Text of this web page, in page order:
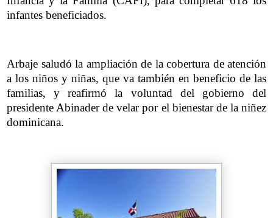
infantes beneficiados.
Arbaje saludó la ampliación de la cobertura de atención
a los niños y niñas, que va también en beneficio de las
familias, y reafirmó la voluntad del gobierno del
presidente Abinader de velar por el bienestar de la niñez
dominicana.